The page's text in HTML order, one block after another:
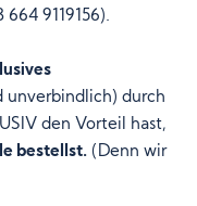
9119156).
unverbindlich) durch
den Vorteil hast,
bestellst. (Denn wir